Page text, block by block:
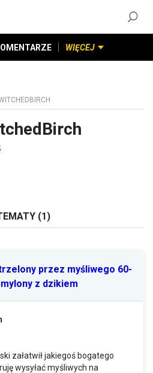
WIĘCEJ
(1)
przez myśliwego 60-
z dzikiem
załatwił jakiegoś bogatego
wysyłać myśliwych na